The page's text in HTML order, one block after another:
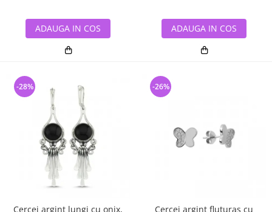
ADAUGA IN COS ADAUGA IN COS
Cercei argint lungi cu onix,
-28%
Cercei argint fluturas cu
-26%